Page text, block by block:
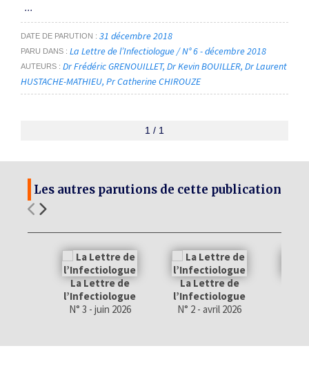
...
DATE DE PARUTION 31 décembre 2018
PARU DANS La Lettre de l’Infectiologue / N° 6 - décembre 2018
AUTEURS Dr Frédéric GRENOUILLET Dr Kevin BOUILLER Dr Laurent
HUSTACHE-MATHIEU Pr Catherine CHIROUZE
1 / 1
Les autres parutions de cette publication
La Lettre de
l’Infectiologue
N° 3 - juin 2026
La Lettre de
l’Infectiologue
N° 2 - avril 2026